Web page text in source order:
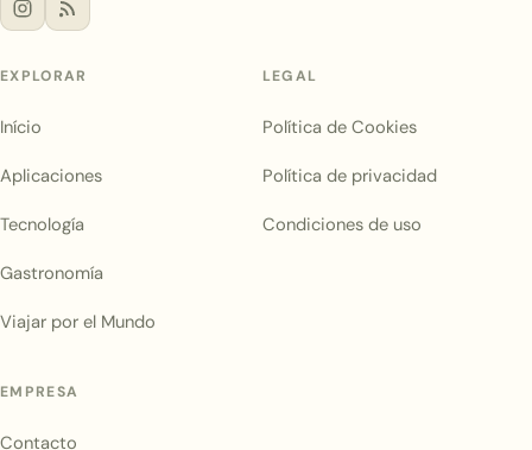
EXPLORAR
Início
Aplicaciones
Tecnología
Gastronomía
Viajar por el Mundo
LEGAL
Política de Cookies
Política de privacidad
Condiciones de uso
EMPRESA
Contacto